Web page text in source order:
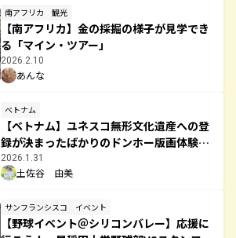
南アフリカ 観光
【南アフリカ】金の採掘の様子が見学でき
る「マイン・ツアー」
2026.2.10
あんな
ベトナム
【ベトナム】ユネスコ無形文化遺産への登
録が決まったばかりのドンホー版画体験に
行ってみた
2026.1.31
土佐谷 由美
サンフランシスコ イベント
【野球イベント＠シリコンバレー】応援に